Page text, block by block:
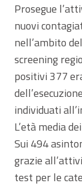
Prosegue
nuovi
nell’ambito
screening
positivi 377
individuati
L’età media
Sui 494
grazie
test per le